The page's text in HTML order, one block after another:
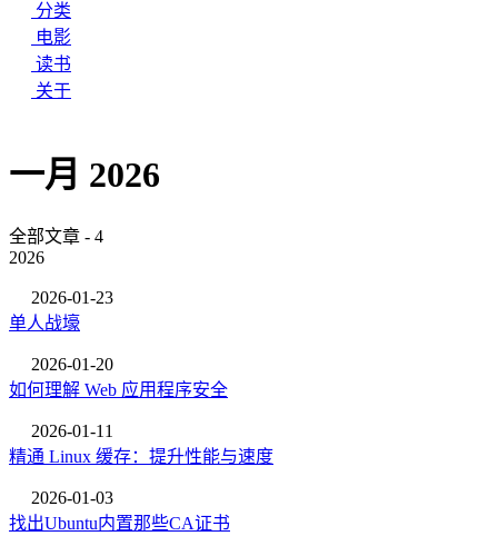
分类
电影
读书
关于
一月 2026
全部文章 - 4
2026
2026-01-23
单人战壕
2026-01-20
如何理解 Web 应用程序安全
2026-01-11
精通 Linux 缓存：提升性能与速度
2026-01-03
找出Ubuntu内置那些CA证书